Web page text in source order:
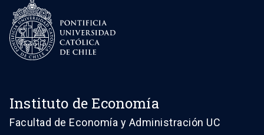
Instituto de Economía
Facultad de Economía y Administración UC